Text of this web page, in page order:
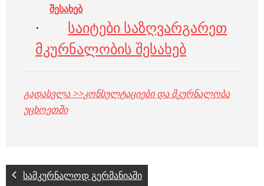
შესახებ
· საიტები საზღვარგარეთ
მკურნალობის შესახებ
გადასვლა >>კონსულტაციები და მკურნალობა
უცხოეთში
სამკურნალოდ გერმანიაში